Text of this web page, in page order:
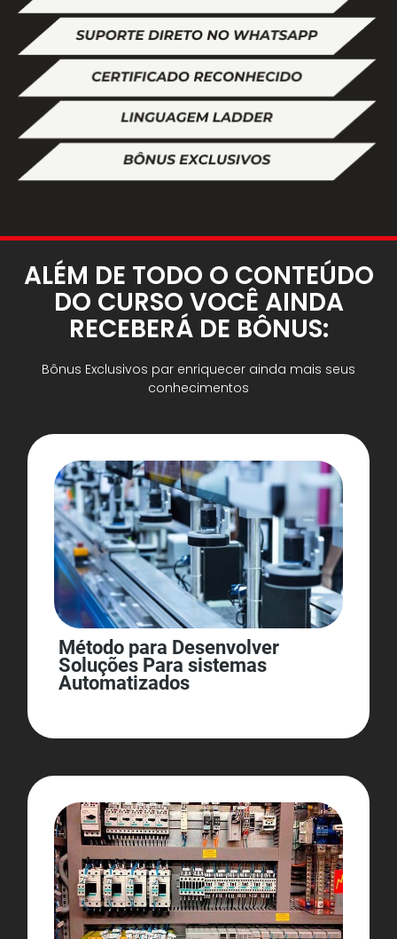
ALÉM DE TODO O CONTEÚDO
DO CURSO VOCÊ AINDA
RECEBERÁ DE BÔNUS:
Bônus Exclusivos par enriquecer ainda mais seus
conhecimentos
Método para Desenvolver
Soluções Para sistemas
Automatizados